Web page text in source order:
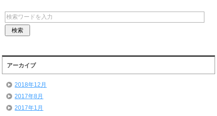
アーカイブ
2018年12月
2017年8月
2017年1月